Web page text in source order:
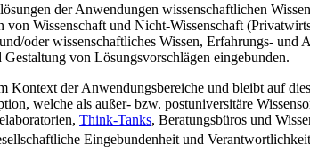
der Anwendungen wissen­schaft­lichen
Wissenschaft und Nicht-Wissenschaft
oder wissen­schaftliches Wissen, Erfahrungs-
von Lösungs­vorschlägen eingebunden.
Kontext der Anwendungsbereiche und bleibt auf
welche als außer- bzw. post­universitäre
Think-Tanks, Beratungsbüros und
Eingebundenheit und